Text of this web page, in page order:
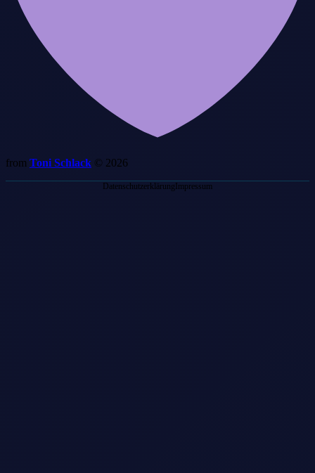
from Toni Schlack © 2026
DatenschutzerklärungImpressum